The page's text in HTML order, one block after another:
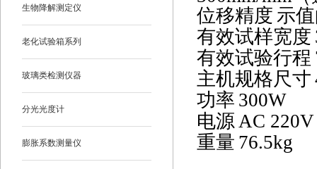
生物降解测定仪
老化试验箱系列
玻璃类检测仪器
分光光度计
膨胀系数测量仪
位移精度 示
有效试样宽度
有效试验行程
主机规格尺寸
功率 300W
电源 AC 220V
重量 76.5kg